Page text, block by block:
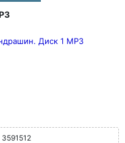
Диск 1 MP3
3591512